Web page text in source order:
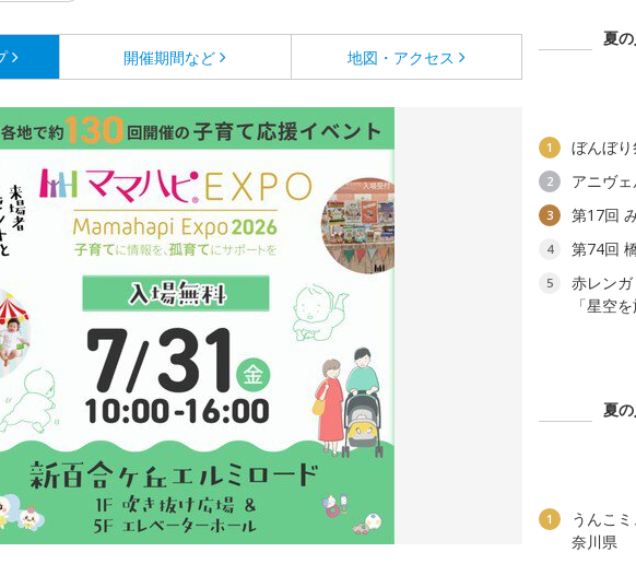
開催期間など 地図・アクセス
夏
1 ぼんぼ
2 アニヴ
3 第17回
4 第74回
5
赤レンガ
「星空
夏
1
うんこ
奈川県